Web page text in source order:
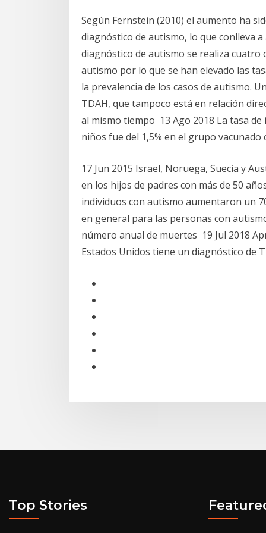
Según Fernstein (2010) el aumento ha
diagnóstico de autismo, lo que conlleva
diagnóstico de autismo se realiza cuatro
autismo por lo que se han elevado las
la prevalencia de los casos de autismo.
TDAH, que tampoco está en relación
al mismo tiempo 13 Ago 2018 La tasa
niños fue del 1,5% en el grupo
17 Jun 2015 Israel, Noruega, Suecia y
en los hijos de padres con más de 50
individuos con autismo aumentaron un
en general para las personas con
número anual de muertes 19 Jul 2018
Estados Unidos tiene un diagnóstico de
Top Stories